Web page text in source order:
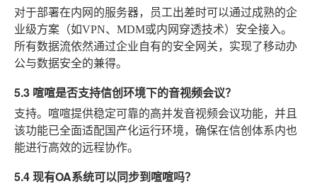
对于部署在内网的服务器，员工出差时可以通过成熟的企
业级方案（如VPN、MDM或内网穿透技术）安全接入。
所有数据流依然通过企业自有的安全网关，实现了移动办
公与数据安全的兼得。
5.3 喧喧是否支持信创环境下的音视频会议？
支持。喧喧提供稳定可靠的高并发音视频会议功能，并且
该功能已全面适配国产化运行环境，确保在信创体系内也
能进行高效的远程协作。
5.4 现有OA系统可以同步到喧喧吗？